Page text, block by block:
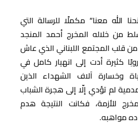
الله معنا” مكملًا للرسالة التي
من خلاله المخرج أحمد المنجد
قلب المجتمع اللبناني الذي عاش
كثيرة أدت إلى انهيار كامل في
وخسارة آلاف الشهداء الذين
لم تؤدي إلّا إلى هجرة الشباب
للأزمة، فكانت النتيجة هدم
مواهبه.